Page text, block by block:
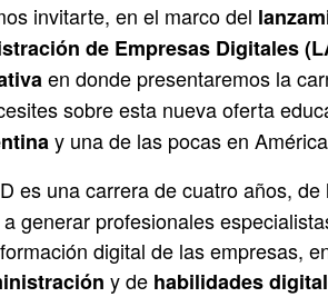
invitarte, en el marco del
de Empresas Digitales
en donde presentaremos la
sobre esta nueva oferta
y una de las pocas en
es una carrera de cuatro años, de
generar profesionales
digital de las empresas,
y de habilidades